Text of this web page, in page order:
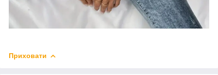
Приховати